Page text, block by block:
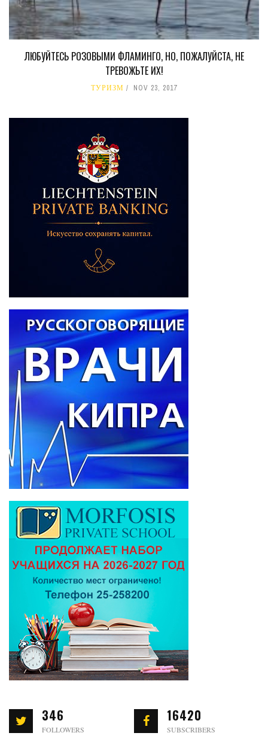
ЛЮБУЙТЕСЬ РОЗОВЫМИ ФЛАМИНГО, НО, ПОЖАЛУЙСТА, НЕ
ТРЕВОЖЬТЕ ИХ!
ТУРИЗМ NOV 23, 2017
346
FOLLOWERS
16420
SUBSCRIBERS